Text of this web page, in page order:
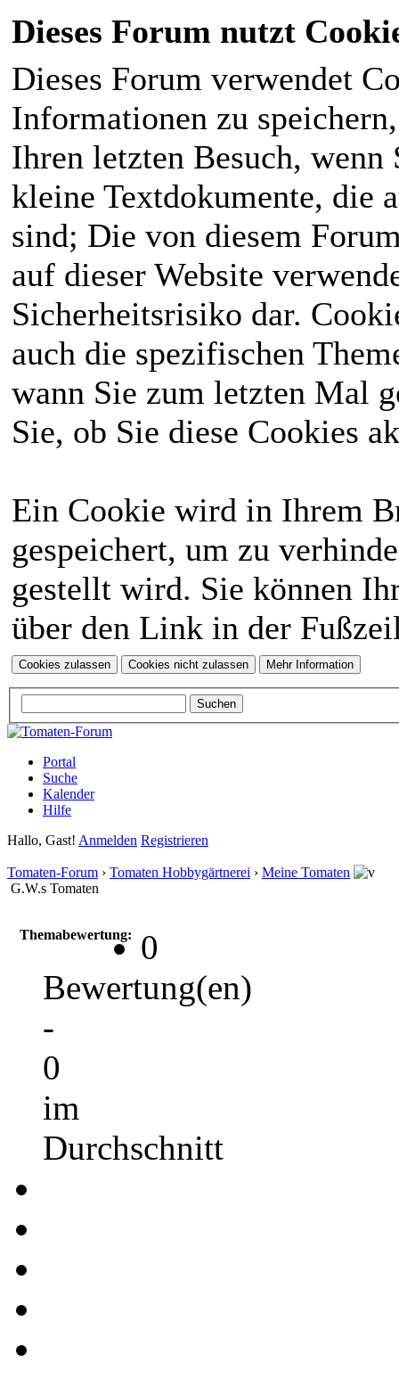
Dieses Forum nutzt
Dieses Forum verwendet
Informationen zu
Ihren letzten Besuch,
kleine Textdokumente, die
sind; Die von diesem
auf dieser Website
Sicherheitsrisiko dar.
auch die spezifischen
wann Sie zum letzten Mal
Sie, ob Sie diese Cookies
Ein Cookie wird in Ihrem
gespeichert, um zu
gestellt wird. Sie können
über den Link in der
Portal
Suche
Kalender
Hilfe
Hallo, Gast! Anmelden Registrieren
Tomaten-Forum › Tomaten Hobbygärtnerei › Meine Tomaten
G.W.s Tomaten
Themabewertung:
0
Bewertung(en)
-
0
im
Durchschnitt